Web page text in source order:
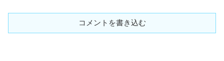
コメントを書き込む